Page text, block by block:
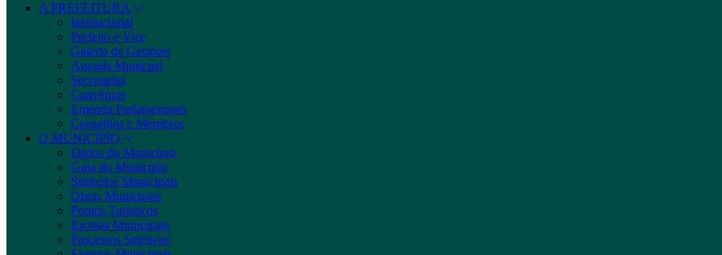
A PREFEITURA
Institucional
Prefeito e Vice
Galeria de Gestores
Agenda Municpal
Secretarias
Convênios
Emenda Parlamentares
Conselhos e Membros
O MUNICÍPIO
Dados do Município
Guia do Município
Símbolos Municipais
Obras Municipais
Pontos Turísticos
Escolas Municipais
Processos Seletivos